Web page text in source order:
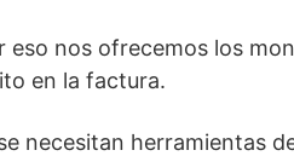
nos ofrecemos los
en la factura.
necesitan herramientas